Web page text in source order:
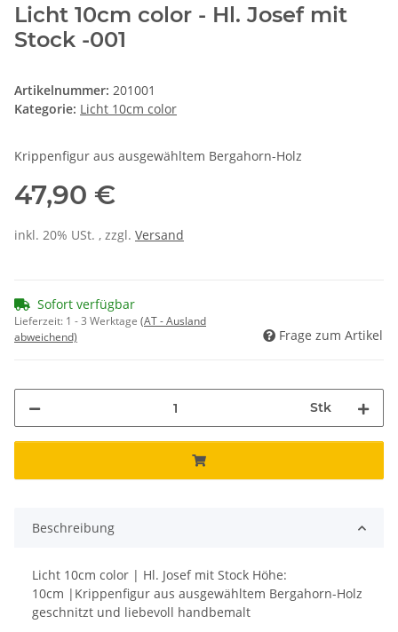
Licht 10cm color - Hl. Josef mit
Stock -001
Artikelnummer: 201001
Kategorie: Licht 10cm color
Krippenfigur aus ausgewähltem Bergahorn-Holz
47,90 €
inkl. 20% USt. , zzgl. Versand
Sofort verfügbar
Lieferzeit: 1 - 3 Werktage (AT - Ausland
abweichend)
Frage zum Artikel
Stk
Beschreibung
Licht 10cm color | Hl. Josef mit Stock Höhe:
10cm |Krippenfigur aus ausgewähltem Bergahorn-Holz
geschnitzt und liebevoll handbemalt